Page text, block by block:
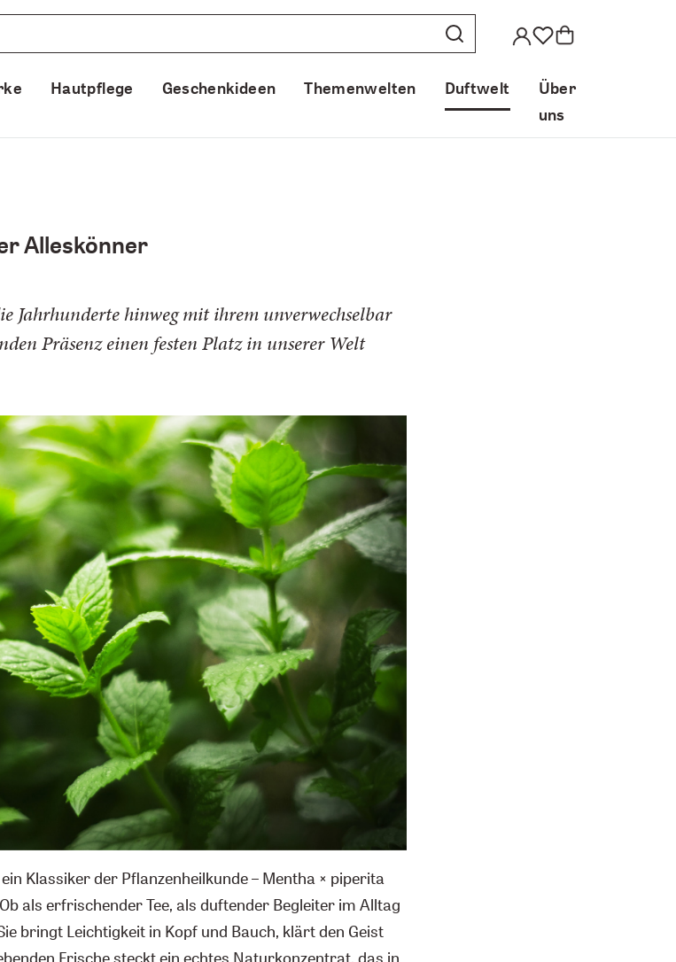
Hautpflege Geschenkideen Themenwelten Duftwelt
Über
uns
Alleskönner
Jahrhunderte hinweg mit ihrem unverwechselbar
Präsenz einen festen Platz in unserer Welt
Klassiker der Pflanzenheilkunde – Mentha × piperita
als erfrischender Tee, als duftender Begleiter im Alltag
bringt Leichtigkeit in Kopf und Bauch, klärt den Geist
Frische steckt ein echtes Naturkonzentrat, das in